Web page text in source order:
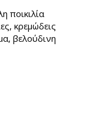
ποικιλία
κρεμώδεις
βελούδινη